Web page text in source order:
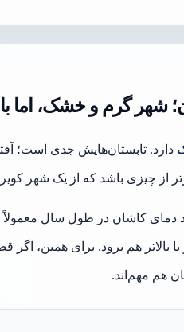
شهر گرم و خشک، اما
دارد. تابستان‌هایش جدی است؛
از چیزی باشد که از یک شهر
دمای کاشان در طول سال معمولاً
بالاتر هم برود. برای همین،
هم مهم‌اند.